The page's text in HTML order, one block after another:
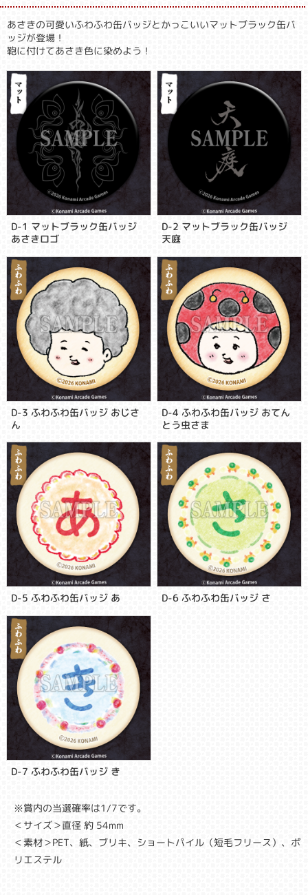
あさきの可愛いふわふわ缶バッジとかっこいいマットブラック缶バ
ッジが登場！
鞄に付けてあさき色に染めよう！
D-1 マットブラック缶バッジ
あさきロゴ
D-2 マットブラック缶バッジ
天庭
D-3 ふわふわ缶バッジ おじさ
ん
D-4 ふわふわ缶バッジ おてん
とう虫さま
D-5 ふわふわ缶バッジ あ D-6 ふわふわ缶バッジ さ
D-7 ふわふわ缶バッジ き
※賞内の当選確率は1/7です。
＜サイズ＞直径 約 54mm
＜素材＞PET、紙、ブリキ、ショートパイル（短毛フリース）、ポ
リエステル